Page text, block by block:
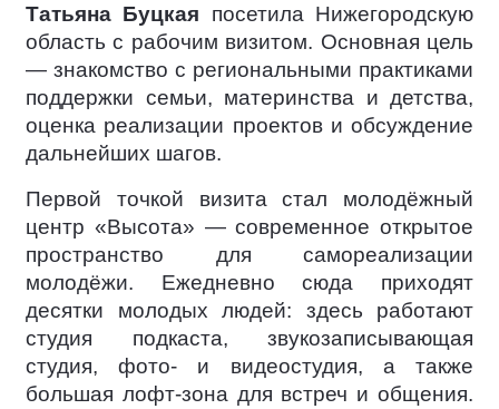
Татьяна Буцкая посетила Нижегородскую
область с рабочим визитом. Основная цель
— знакомство с региональными практиками
поддержки семьи, материнства и детства,
оценка реализации проектов и обсуждение
дальнейших шагов.
Первой точкой визита стал молодёжный
центр «Высота» — современное открытое
пространство для самореализации
молодёжи. Ежедневно сюда приходят
десятки молодых людей: здесь работают
студия подкаста, звукозаписывающая
студия, фото- и видеостудия, а также
большая лофт-зона для встреч и общения.